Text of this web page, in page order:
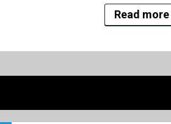
Read more